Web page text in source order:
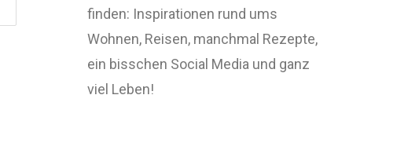
finden: Inspirationen rund ums
Wohnen, Reisen, manchmal Rezepte,
ein bisschen Social Media und ganz
viel Leben!